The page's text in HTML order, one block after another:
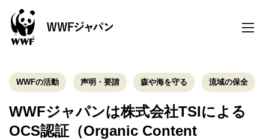
toggle
WWFの活動 声明・要請 森や海を守る 流域の保全
WWFジャパンは株式会社TSIによる
OCS認証（Organic Content